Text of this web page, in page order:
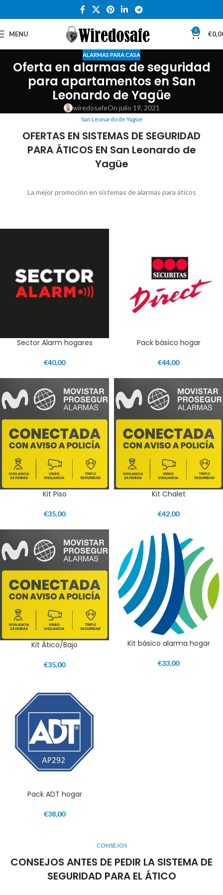
MENU 0 €
ALARMAS PARA CASA
Oferta en alarmas de seguridad
para apartamentos en San
Leonardo de Yagüe
wiredosafeOn julio 19, 2021
San Leonardo de Yagüe
OFERTAS EN SISTEMAS DE SEGURIDAD
PARA ÁTICOS EN San Leonardo de
Yagüe
La mejor promoción en sistemas de alarmas para áticos
Sector Alarm hogares
€40,00
Pack básico hogar
€44,00
Kit Piso
€35,00
Kit Chalet
€42,00
Kit Ático/Bajo
€35,00
Kit básico alarma hogar
€33,00
Pack ADT hogar
€38,00
CONSEJOS
CONSEJOS ANTES DE PEDIR LA SISTEMA DE
SEGURIDAD PARA EL ÁTICO